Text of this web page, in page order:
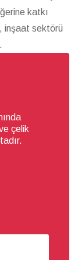
katkı
inşaat sektörü
çelik